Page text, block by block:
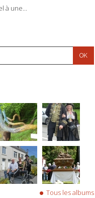
à une...
Tous les albums